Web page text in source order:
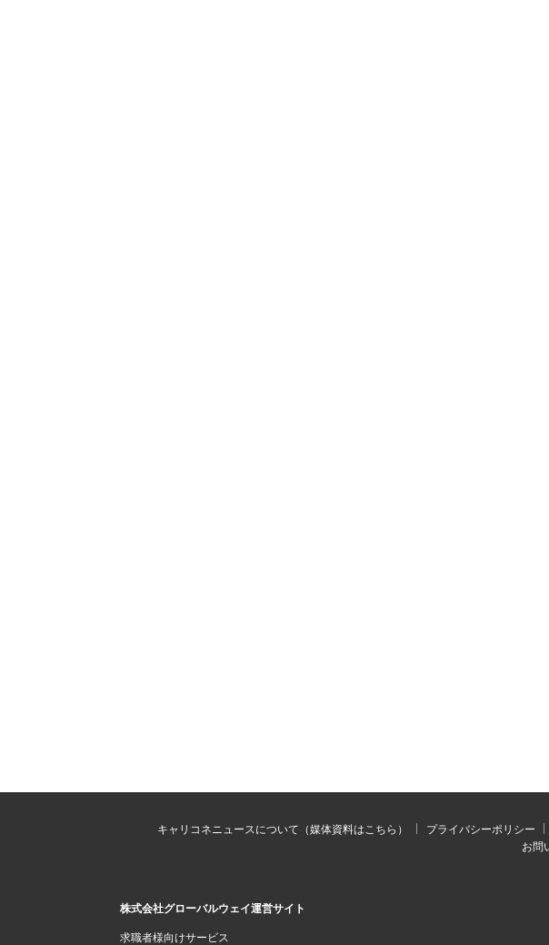
キャリコネニュースについて（媒体資料はこちら） プライバシーポリシー
お問
株式会社グローバルウェイ運営サイト
求職者様向けサービス